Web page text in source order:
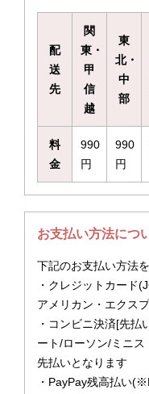
配
送
先
関
東・
甲
信
越
東
北・
中
部
料
金
990
円
990
円
お支払い方法につ
下記のお支払い方法
・クレジットカード
アメリカン・エクス
・コンビニ決済[先払
ート/ローソン/ミニ
先払いとなります
・PayPay残高払い